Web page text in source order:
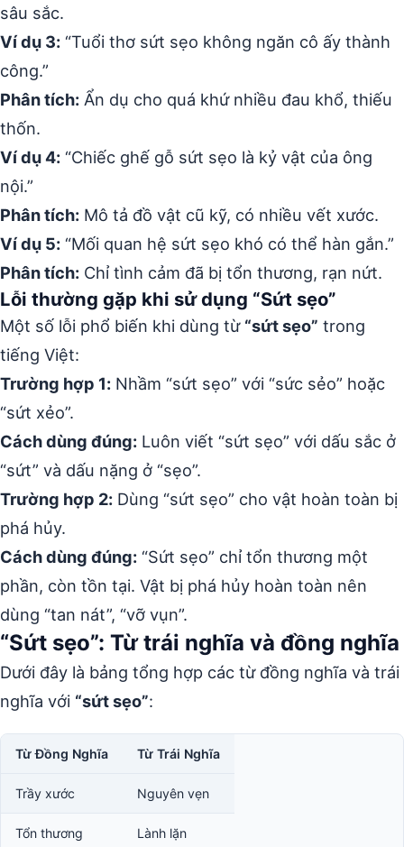
sâu sắc.
Ví dụ 3: “Tuổi thơ sứt sẹo không ngăn cô ấy thành
công.”
Phân tích: Ẩn dụ cho quá khứ nhiều đau khổ, thiếu
thốn.
Ví dụ 4: “Chiếc ghế gỗ sứt sẹo là kỷ vật của ông
nội.”
Phân tích: Mô tả đồ vật cũ kỹ, có nhiều vết xước.
Ví dụ 5: “Mối quan hệ sứt sẹo khó có thể hàn gắn.”
Phân tích: Chỉ tình cảm đã bị tổn thương, rạn nứt.
Lỗi thường gặp khi sử dụng “Sứt sẹo”
Một số lỗi phổ biến khi dùng từ “sứt sẹo” trong
tiếng Việt:
Trường hợp 1: Nhầm “sứt sẹo” với “sức sẻo” hoặc
“sứt xẻo”.
Cách dùng đúng: Luôn viết “sứt sẹo” với dấu sắc ở
“sứt” và dấu nặng ở “sẹo”.
Trường hợp 2: Dùng “sứt sẹo” cho vật hoàn toàn bị
phá hủy.
Cách dùng đúng: “Sứt sẹo” chỉ tổn thương một
phần, còn tồn tại. Vật bị phá hủy hoàn toàn nên
dùng “tan nát”, “vỡ vụn”.
“Sứt sẹo”: Từ trái nghĩa và đồng nghĩa
Dưới đây là bảng tổng hợp các từ đồng nghĩa và trái
nghĩa với “sứt sẹo”:
Từ Đồng Nghĩa Từ Trái Nghĩa
Trầy xước Nguyên vẹn
Tổn thương Lành lặn